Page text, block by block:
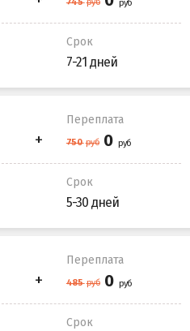
Срок
7-21 дней
Переплата
Срок
5-30 дней
Переплата
Срок